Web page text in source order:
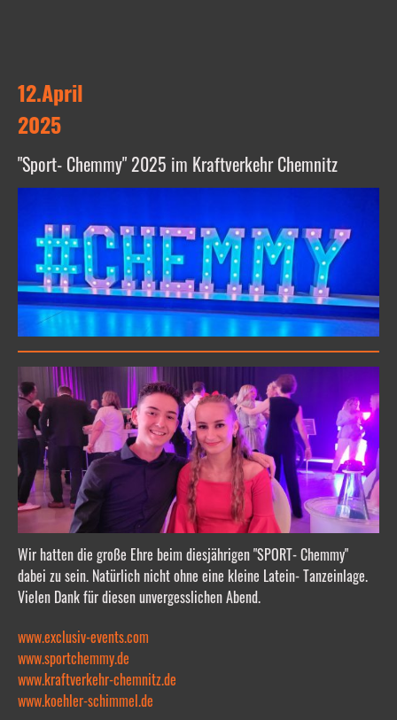
12.April
2025
"Sport- Chemmy" 2025 im Kraftverkehr Chemnitz
Wir hatten die große Ehre beim diesjährigen "SPORT- Chemmy"
dabei zu sein. Natürlich nicht ohne eine kleine Latein- Tanzeinlage.
Vielen Dank für diesen unvergesslichen Abend.
www.exclusiv-events.com
www.sportchemmy.de
www.kraftverkehr-chemnitz.de
www.koehler-schimmel.de